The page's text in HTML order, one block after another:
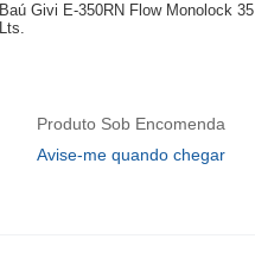
Baú Givi E-350RN Flow Monolock 35
Lts.
Produto Sob Encomenda
Avise-me quando chegar